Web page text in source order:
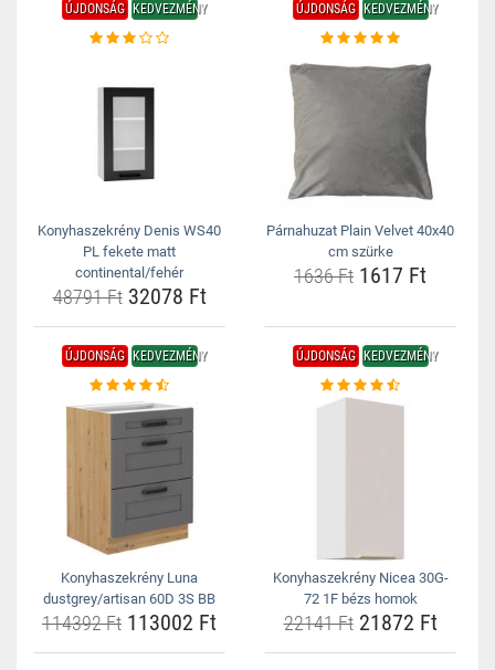
ÚJDONSÁG KEDVEZMÉNY
Konyhaszekrény Denis WS40
PL fekete matt
continental/fehér
48791 Ft32078 Ft
ÚJDONSÁG KEDVEZMÉNY
Párnahuzat Plain Velvet 40x40
cm szürke
1636 Ft 1617 Ft
ÚJDONSÁG KEDVEZMÉNY
Konyhaszekrény Luna
dustgrey/artisan 60D 3S BB
114392 Ft 113002 Ft
ÚJDONSÁG KEDVEZMÉNY
Konyhaszekrény Nicea 30G-
72 1F bézs homok
22141 Ft21872 Ft